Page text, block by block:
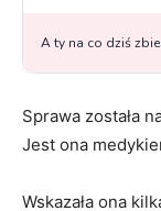
Sprawa została
Jest ona
Wskazała ona